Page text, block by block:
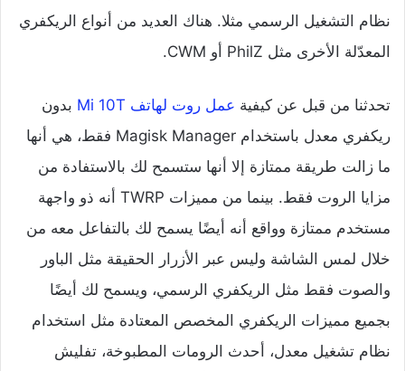
نظام التشغيل الرسمي مثلا. هناك العديد من أنواع الريكفري
المعدّلة الأخرى مثل PhilZ أو CWM.
تحدثنا من قبل عن كيفية عمل روت لهاتف Mi 10T
بدون
ريكفري معدل باستخدام Magisk Manager فقط، هي أنها
ما زالت طريقة ممتازة إلا أنها ستسمح لك بالاستفادة من
مزايا الروت فقط. بينما من مميزات TWRP أنه ذو واجهة
مستخدم ممتازة وواقع أنه أيضًا يسمح لك بالتفاعل معه من
خلال لمس الشاشة وليس عبر الأزرار الحقيقة مثل الباور
والصوت فقط مثل الريكفري الرسمي، ويسمح لك أيضًا
بجميع مميزات الريكفري المخصص المعتادة مثل استخدام
نظام تشغيل معدل، أحدث الرومات المطبوخة، تفليش